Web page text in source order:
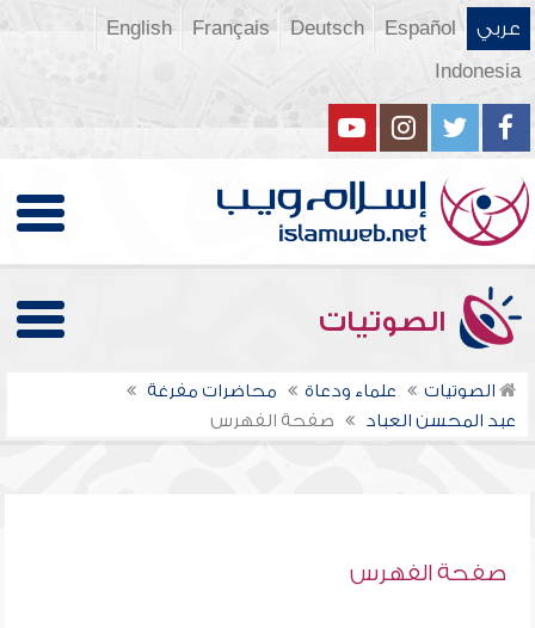
عربي Español
Deutsch
Français
English
Indonesia
الصوتيات
الصوتيات علماء ودعاة
محاضرات مفرغة
عبد المحسن العباد
صفحة الفهرس
صفحة الفهرس